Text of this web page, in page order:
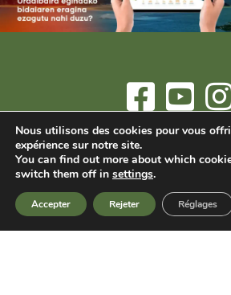
Informations et réservations:
482700- Mañu Auzoa 43 - 48370
© 2025 Arrizurieta Landetxea.
touristique:
Nous utilisons des cookies pour vous
expérience sur notre site.
You can find out more about which
switch them off in settings.
Accepter Rejeter Réglages